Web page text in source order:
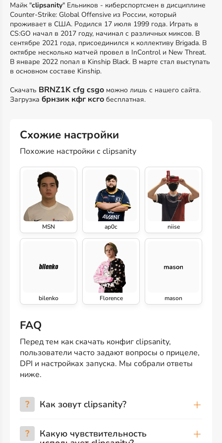
Майк "clipsanity" Ельников - киберспортсмен в дисциплине
Counter-Strike: Global Offensive из России, который
проживает в США. Родился 17 июля 1999 года. Играть в
CS:GO начал в 2017 году, начинал с различных миксов. В
сентябре 2021 года, присоединился к коллективу Brigada. В
октябре несколько матчей провел в InControl и New Threat.
В январе 2022 попал в Kinship Black. В марте стал выступать
в основном составе Kinship.
Скачать BRNZ1K cfg csgo можно лишь с нашего сайта.
Загрузка брнзик кфг ксго бесплатная.
Схожие настройки
Похожие настройки с clipsanity
MSN ap0c niise
bilenko Florence mason
FAQ
Перед тем как скачать конфиг clipsanity,
пользователи часто задают вопросы о прицеле,
DPI и настройках запуска. Мы собрали ответы
ниже.
? Как зовут clipsanity?
? Какую чувствительность